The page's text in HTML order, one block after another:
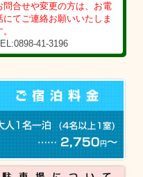
問合せや変更の方は、お電
にてご連絡お願いいたしま
41-3196